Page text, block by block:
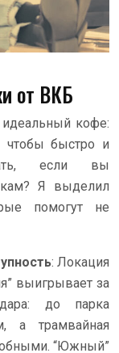
от ВКБ
идеальный кофе:
чтобы быстро и
если вы
Я выделил
помогут не
: Локация
выигрывает за
до парка
а трамвайная
“Южный”